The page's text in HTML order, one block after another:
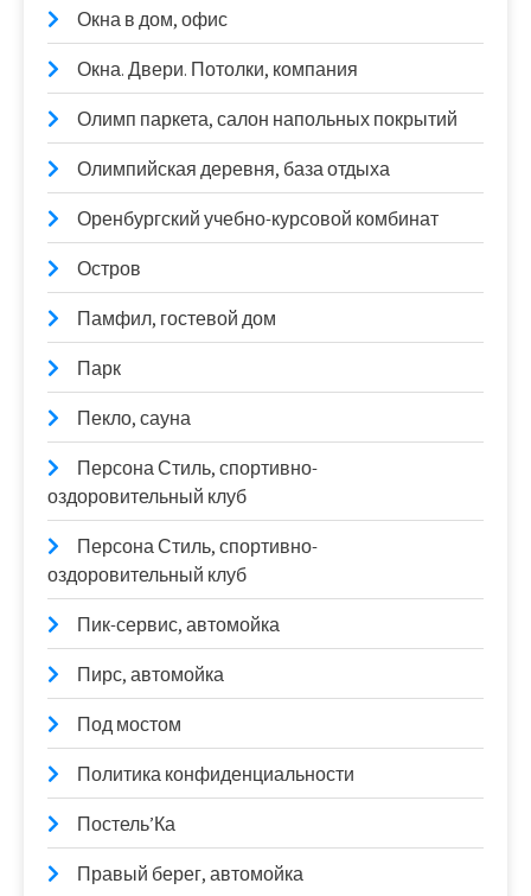
Окна в дом, офис
Окна. Двери. Потолки, компания
Олимп паркета, салон напольных покрытий
Олимпийская деревня, база отдыха
Оренбургский учебно-курсовой комбинат
Остров
Памфил, гостевой дом
Парк
Пекло, сауна
Персона Стиль, спортивно-
оздоровительный клуб
Персона Стиль, спортивно-
оздоровительный клуб
Пик-сервис, автомойка
Пирс, автомойка
Под мостом
Политика конфиденциальности
Постель’Ка
Правый берег, автомойка